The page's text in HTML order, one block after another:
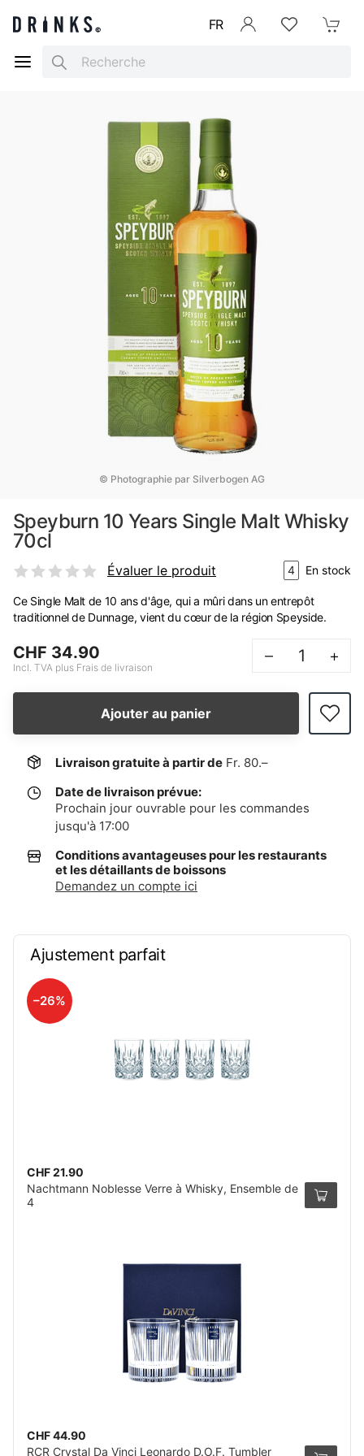
FR
Search
© Photographie par Silverbogen AG
Speyburn 10 Years Single Malt Whisky
70cl
Évaluer le produit 4 En stock
Ce Single Malt de 10 ans d'âge, qui a mûri dans un entrepôt
traditionnel de Dunnage, vient du cœur de la région Speyside.
CHF 34.90
Incl. TVA plus Frais de livraison
– +
Ajouter au panier
Livraison gratuite à partir de Fr. 80.–
Date de livraison prévue:
Prochain jour ouvrable pour les commandes
jusqu'à 17:00
Conditions avantageuses pour les restaurants
et les détaillants de boissons
Demandez un compte ici
Ajustement parfait
–26%
CHF 21.90
Nachtmann Noblesse Verre à Whisky, Ensemble de
4
CHF 44.90
RCR Crystal Da Vinci Leonardo D.O.F. Tumbler